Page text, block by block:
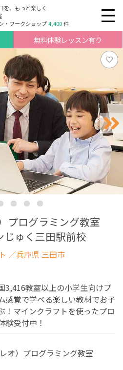
を、もっと楽しく
・ワークショップ4,400件
無料体験レッスン有り
プログラミング教室
ゅく三田駅前校
／兵庫県 三田市
教室以上の小学生向けプ
感覚で学べる楽しい教材でお子
！マインクラフトを使ったプロ
験受付中！
オ）プログラミング教室